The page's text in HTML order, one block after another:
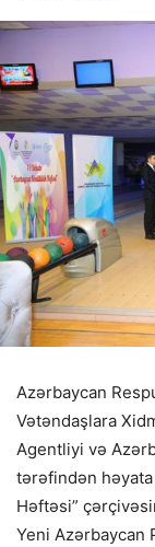
Azərbaycan
Vətəndaşlara
Agentliyi və
tərəfindən
Həftəsi”
Yeni Azərbaycan